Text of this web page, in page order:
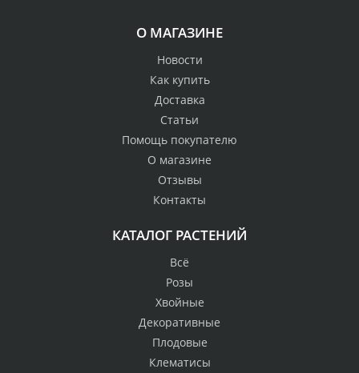
О МАГАЗИНЕ
Новости
Как купить
Доставка
Статьи
Помощь покупателю
О магазине
Отзывы
Контакты
КАТАЛОГ РАСТЕНИЙ
Всё
Розы
Хвойные
Декоративные
Плодовые
Клематисы